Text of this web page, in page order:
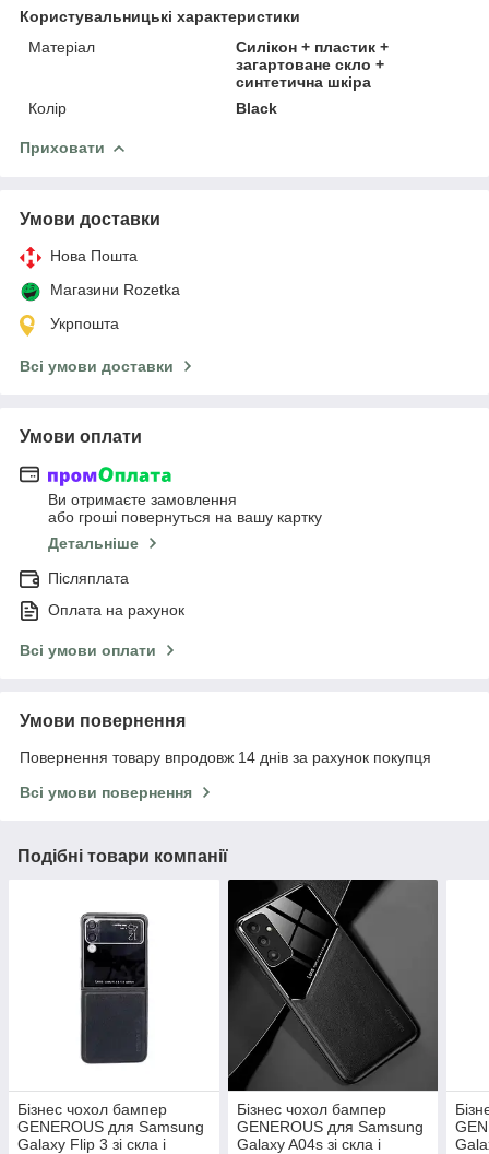
Користувальницькі характеристики
Матеріал
Силікон + пластик +
загартоване скло +
синтетична шкіра
Колір
Black
Приховати
Умови доставки
Нова Пошта
Магазини Rozetka
Укрпошта
Всі умови доставки
Умови оплати
Ви отримаєте замовлення
або гроші повернуться на вашу картку
Детальніше
Післяплата
Оплата на рахунок
Всі умови оплати
Умови повернення
Повернення товару впродовж 14 днів за рахунок покупця
Всі умови повернення
Подібні товари компанії
Бізнес чохол бампер
GENEROUS для Samsung
Galaxy Flip 3 зі скла і
Бізнес чохол бампер
GENEROUS для Samsung
Galaxy A04s зі скла і